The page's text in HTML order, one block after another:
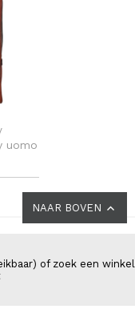
uomo
NAAR BOVEN
of zoek een winkel